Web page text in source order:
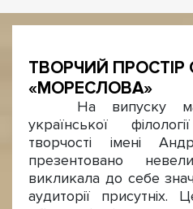
ТВОРЧИЙ
«МОРЕСЛОВА»
На випуску
української
творчості імені
презентовано
викликала до себе
аудиторії присутніх.